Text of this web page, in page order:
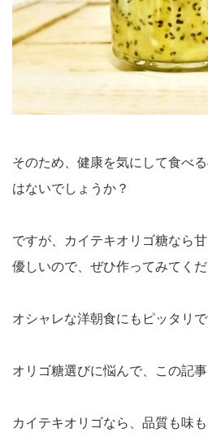
そのため、健康を気にして食べ
はないでしょうか？
ですが、カイテキオリゴ糖なら
優しいので、ぜひ作ってみてくだ
オシャレな洋朝食にもピッタリで
オリゴ糖選びに悩んで、この記事
カイテキオリゴなら、品質も味